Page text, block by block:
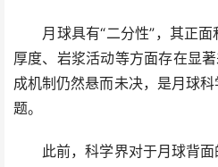
月球具有“二分性”，其正面
厚度、岩浆活动等方面存在显
成机制仍然悬而未决，是月球
题。
此前，科学界对于月球背面